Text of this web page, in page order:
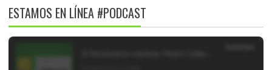
ESTAMOS EN LÍNEA #PODCAST